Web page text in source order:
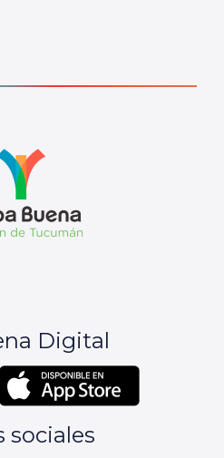
Digital
sociales